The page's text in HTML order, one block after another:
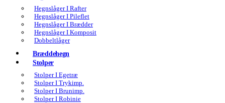
Hegnslåger I Rafter
Hegnslåger I Pileflet
Hegnslåger I Brædder
Hegnslåger I Komposit
Dobbeltlåger
Bræddehegn
Stolper
Stolper I Egetræ
Stolper I Trykimp.
Stolper I Brunimp.
Stolper I Robinie